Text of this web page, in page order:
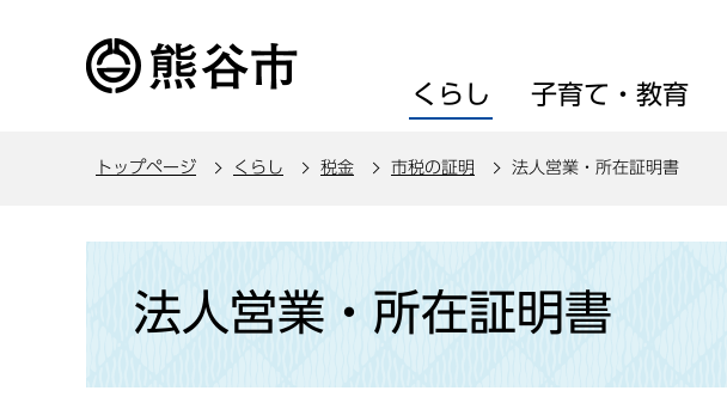
くらし 子育て・教育
トップページ くらし 税金 市税の証明 法人営業・所在証明書
か
法人営業・所在証明書